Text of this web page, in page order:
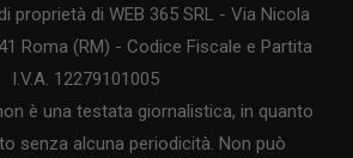
proprietà di WEB 365 SRL - Via Nicola
Roma (RM) - Codice Fiscale e Partita
I.V.A. 12279101005
è una testata giornalistica, in quanto
senza alcuna periodicità. Non può